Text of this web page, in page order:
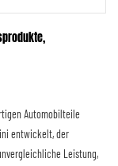
Automobilteile
entwickelt, der
Leistung,